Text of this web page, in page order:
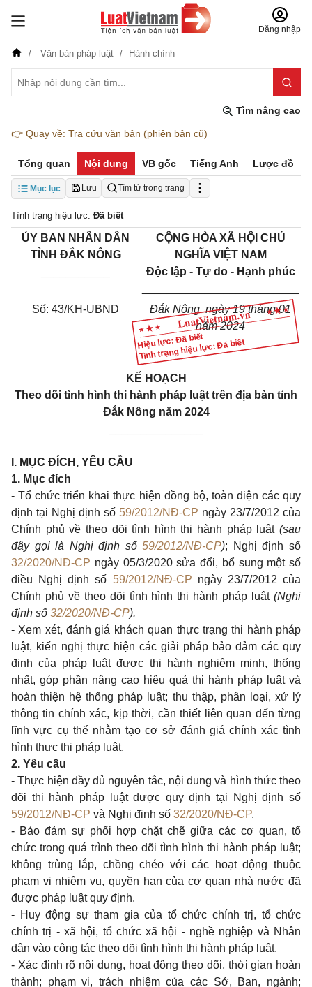
Đăng nhập
Văn bản pháp luật Hành chính
Tìm nâng cao
👉 Quay về: Tra cứu văn bản (phiên bản cũ)
Tổng quan Nội dung VB gốc Tiếng Anh Lược đồ
Mục lục Lưu Tìm từ trong trang
Tình trạng hiệu lực: Đã biết
Hiệu lực: Đã biết
Tình trạng hiệu lực: Đã biết
ỦY BAN NHÂN DÂN
TỈNH ĐẮK NÔNG
CỘNG HÒA XÃ HỘI CHỦ
NGHĨA VIỆT NAM
Độc lập - Tự do - Hạnh phúc
Số: 43/KH-UBND
Đắk Nông, ngày 19 tháng 01
năm 2024
KẾ HOẠCH
Theo dõi tình hình thi hành pháp luật trên địa bàn tỉnh
Đắk Nông năm 2024
I. MỤC ĐÍCH, YÊU CẦU
1. Mục đích
- Tổ chức triển khai thực hiện đồng bộ, toàn diện các quy
định tại Nghị định số 59/2012/NĐ-CP ngày 23/7/2012 của
Chính phủ về theo dõi tình hình thi hành pháp luật (sau
đây gọi là Nghị định số59/2012/NĐ-CP); Nghị định số
32/2020/NĐ-CP ngày 05/3/2020 sửa đổi, bổ sung một số
điều Nghị định số 59/2012/NĐ-CP ngày 23/7/2012 của
Chính phủ về theo dõi tình hình thi hành pháp luật (Nghị
định số 32/2020/NĐ-CP).
- Xem xét, đánh giá khách quan thực trạng thi hành pháp
luật, kiến nghị thực hiện các giải pháp bảo đảm các quy
định của pháp luật được thi hành nghiêm minh, thống
nhất, góp phần nâng cao hiệu quả thi hành pháp luật và
hoàn thiện hệ thống pháp luật; thu thập, phân loại, xử lý
thông tin chính xác, kịp thời, cần thiết liên quan đến từng
lĩnh vực cụ thể nhằm tạo cơ sở đánh giá chính xác tình
hình thực thi pháp luật.
2. Yêu cầu
- Thực hiện đầy đủ nguyên tắc, nội dung và hình thức theo
dõi thi hành pháp luật được quy định tại Nghị định số
59/2012/NĐ-CP và Nghị định số 32/2020/NĐ-CP.
- Bảo đảm sự phối hợp chặt chẽ giữa các cơ quan, tổ
chức trong quá trình theo dõi tình hình thi hành pháp luật;
không trùng lắp, chồng chéo với các hoạt động thuộc
phạm vi nhiệm vụ, quyền hạn của cơ quan nhà nước đã
được pháp luật quy định.
- Huy động sự tham gia của tổ chức chính trị, tổ chức
chính trị - xã hội, tổ chức xã hội - nghề nghiệp và Nhân
dân vào công tác theo dõi tình hình thi hành pháp luật.
- Xác định rõ nội dung, hoạt động theo dõi, thời gian hoàn
thành; phạm vi, trách nhiệm của các Sở, Ban, ngành;